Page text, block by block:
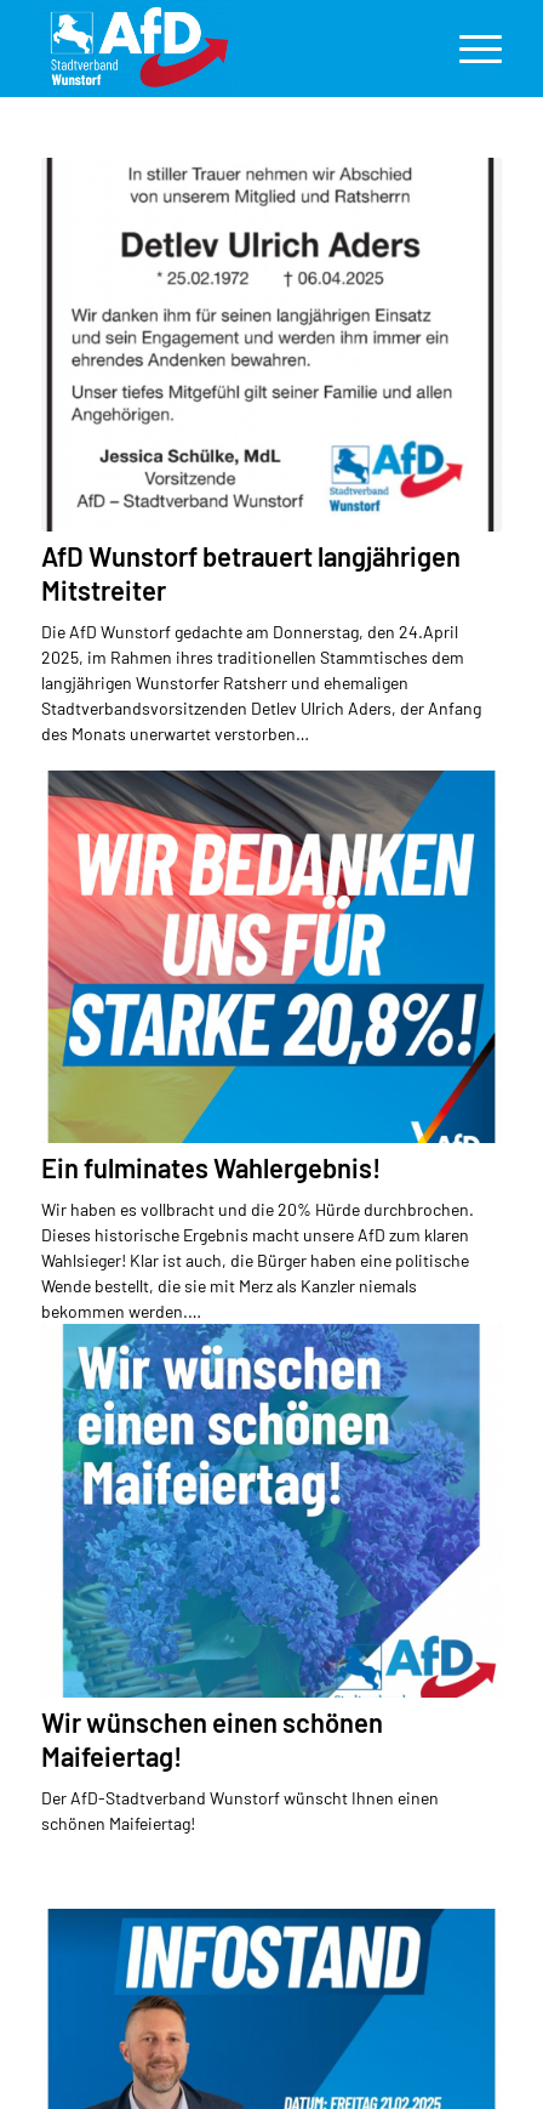
AfD Wunstorf betrauert langjährigen
Mitstreiter
Die AfD Wunstorf gedachte am Donnerstag, den 24.April
2025, im Rahmen ihres traditionellen Stammtisches dem
langjährigen Wunstorfer Ratsherr und ehemaligen
Stadtverbandsvorsitzenden Detlev Ulrich Aders, der Anfang
des Monats unerwartet verstorben…
Ein fulminates Wahlergebnis!
Wir haben es vollbracht und die 20% Hürde durchbrochen.
Dieses historische Ergebnis macht unsere AfD zum klaren
Wahlsieger! Klar ist auch, die Bürger haben eine politische
Wende bestellt, die sie mit Merz als Kanzler niemals
bekommen werden.…
Wir wünschen einen schönen
Maifeiertag!
Der AfD-Stadtverband Wunstorf wünscht Ihnen einen
schönen Maifeiertag!